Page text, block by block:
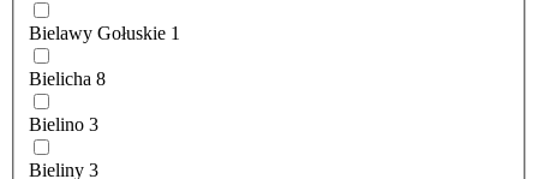
Bielawy Gołuskie 1
Bielicha 8
Bielino 3
Bieliny 3